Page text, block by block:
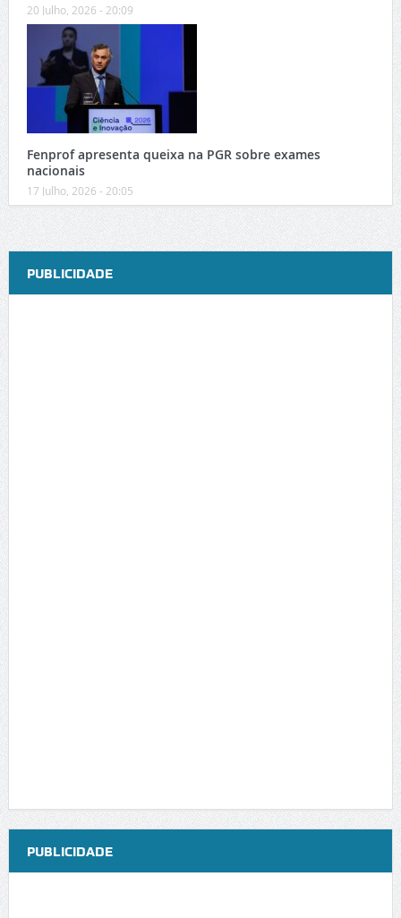
20 Julho, 2026 - 20:09
Fenprof apresenta queixa na PGR sobre exames
nacionais
17 Julho, 2026 - 20:05
PUBLICIDADE
PUBLICIDADE